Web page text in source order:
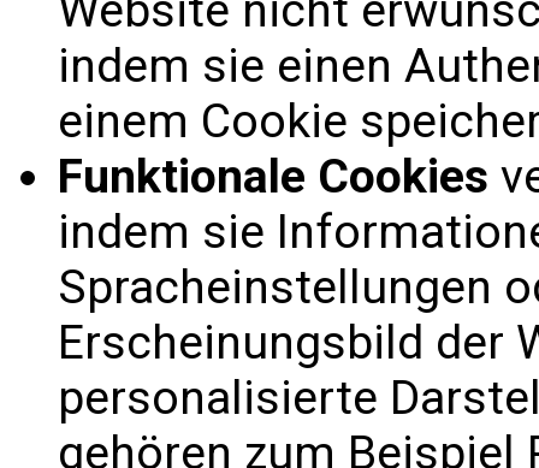
Website nicht
indem sie einen
einem Cookie
Funktionale Cookies
indem sie
Spracheinstellungen
Erscheinungsbild der
personalisierte
gehören zum Beispiel